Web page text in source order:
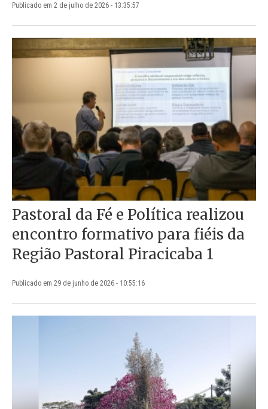
Publicado em 2 de julho de 2026 - 13:35:57
Pastoral da Fé e Política realizou
encontro formativo para fiéis da
Região Pastoral Piracicaba 1
Publicado em 29 de junho de 2026 - 10:55:16